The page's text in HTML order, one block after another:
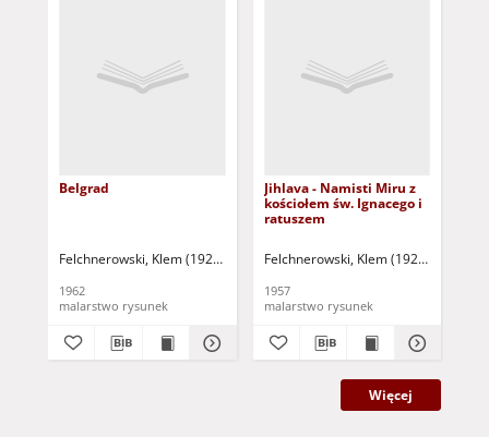
Belgrad
Felchnerowski, Klem (1928-1980)
1962
malarstwo rysunek
Jihlava - Namisti Miru z
kościołem św. Ignacego i
ratuszem
Felchnerowski, Klem (1928-1980)
1957
malarstwo rysunek
Więcej